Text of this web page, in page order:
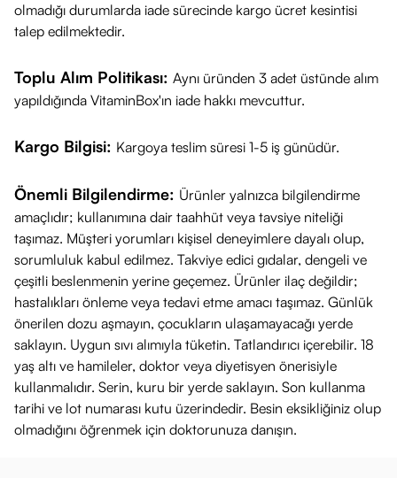
olmadığı durumlarda iade sürecinde kargo ücret kesintisi
talep edilmektedir.
Toplu Alım Politikası: Aynı üründen 3 adet üstünde alım
yapıldığında VitaminBox'ın iade hakkı mevcuttur.
Kargo Bilgisi: Kargoya teslim süresi 1-5 iş günüdür.
Önemli Bilgilendirme: Ürünler yalnızca bilgilendirme
amaçlıdır; kullanımına dair taahhüt veya tavsiye niteliği
taşımaz. Müşteri yorumları kişisel deneyimlere dayalı olup,
sorumluluk kabul edilmez. Takviye edici gıdalar, dengeli ve
çeşitli beslenmenin yerine geçemez. Ürünler ilaç değildir;
hastalıkları önleme veya tedavi etme amacı taşımaz. Günlük
önerilen dozu aşmayın, çocukların ulaşamayacağı yerde
saklayın. Uygun sıvı alımıyla tüketin. Tatlandırıcı içerebilir. 18
yaş altı ve hamileler, doktor veya diyetisyen önerisiyle
kullanmalıdır. Serin, kuru bir yerde saklayın. Son kullanma
tarihi ve lot numarası kutu üzerindedir. Besin eksikliğiniz olup
olmadığını öğrenmek için doktorunuza danışın.